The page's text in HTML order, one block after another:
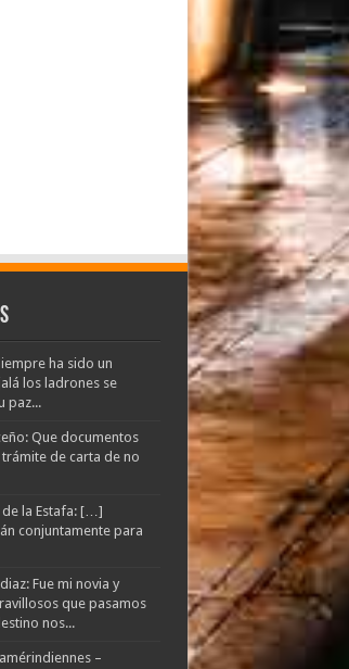
ha sido un
los ladrones se
paz...
Que documentos
de carta de no
de la Estafa: […]
conjuntamente para
Fue mi novia y
que pasamos
nos...
–